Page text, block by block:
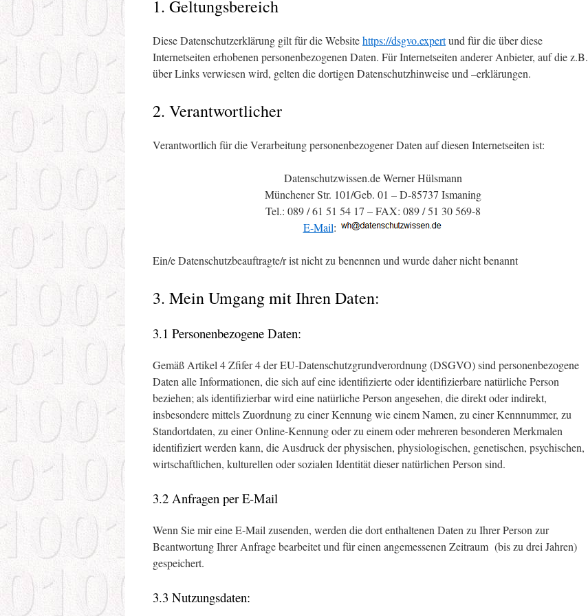
1. Geltungsbereich
Diese Datenschutzerklärung gilt für die Websitehttps://dsgvo.expertund für die über diese
Internetseiten erhobenen personenbezogenen Daten. Für Internetseiten anderer Anbieter, auf die z.B.
über Links verwiesen wird, gelten die dortigen Datenschutzhinweise und –erklärungen.
2. Verantwortlicher
Verantwortlich für die Verarbeitung personenbezogener Daten auf diesen Internetseiten ist:
Datenschutzwissen.de Werner Hülsmann
Münchener Str. 101/Geb. 01 – D-85737 Ismaning
Tel.: 089 / 61 51 54 17 – FAX: 089 / 51 30 569-8
E-Mail:
Ein/e Datenschutzbeauftragte/r ist nicht zu benennen und wurde daher nicht benannt
3. Mein Umgang mit Ihren Daten:
3.1 Personenbezogene Daten:
Gemäß Artikel 4 Zfifer 4 der EU-Datenschutzgrundverordnung (DSGVO) sind personenbezogene
Daten alle Informationen, die sich auf eine identifizierte oder identifizierbare natürliche Person
beziehen; als identifizierbar wird eine natürliche Person angesehen, die direkt oder indirekt,
insbesondere mittels Zuordnung zu einer Kennung wie einem Namen, zu einer Kennnummer, zu
Standortdaten, zu einer Online-Kennung oder zu einem oder mehreren besonderen Merkmalen
identifiziert werden kann, die Ausdruck der physischen, physiologischen, genetischen, psychischen,
wirtschaftlichen, kulturellen oder sozialen Identität dieser natürlichen Person sind.
3.2 Anfragen per E-Mail
Wenn Sie mir eine E-Mail zusenden, werden die dort enthaltenen Daten zu Ihrer Person zur
Beantwortung Ihrer Anfrage bearbeitet und für einen angemessenen Zeitraum (bis zu drei Jahren)
gespeichert.
3.3 Nutzungsdaten: